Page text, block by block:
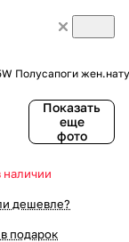
Полусапоги
Показать
еще
фото
наличии
дешевле?
подарок